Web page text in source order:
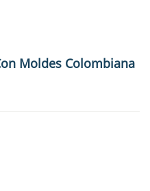
Moldes Colombiana